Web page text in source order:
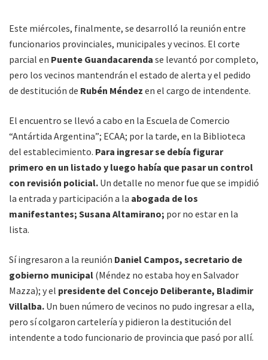
Este miércoles, finalmente, se desarrolló la reunión entre
funcionarios provinciales, municipales y vecinos. El corte
parcial en Puente Guandacarenda se levantó por completo,
pero los vecinos mantendrán el estado de alerta y el pedido
de destitución de Rubén Méndez en el cargo de intendente.
El encuentro se llevó a cabo en la Escuela de Comercio
“Antártida Argentina”; ECAA; por la tarde, en la Biblioteca
del establecimiento. Para ingresar se debía figurar
primero en un listado y luego había que pasar un control
con revisión policial. Un detalle no menor fue que se impidió
la entrada y participación a la abogada de los
manifestantes; Susana Altamirano; por no estar en la
lista.
Sí ingresaron a la reunión Daniel Campos, secretario de
gobierno municipal (Méndez no estaba hoy en Salvador
Mazza); y el presidente del Concejo Deliberante, Bladimir
Villalba. Un buen número de vecinos no pudo ingresar a ella,
pero sí colgaron cartelería y pidieron la destitución del
intendente a todo funcionario de provincia que pasó por allí.